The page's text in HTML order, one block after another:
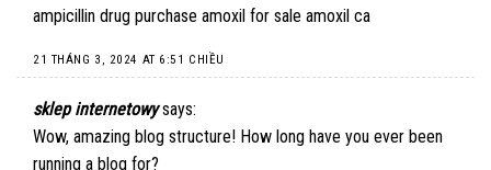
ampicillin drug purchase amoxil for sale amoxil ca
21 THÁNG 3, 2024 AT 6:51 CHIỀU
sklep internetowy says:
Wow, amazing blog structure! How long have you ever been
running a blog for?